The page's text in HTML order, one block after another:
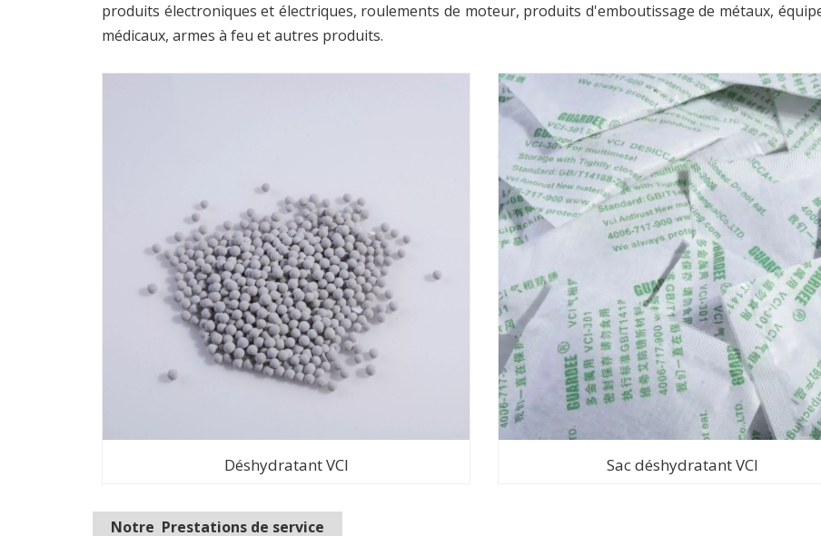
produits électroniques et électriques, roulements de moteur, produits d'emboutissage de métaux,
médicaux, armes à feu et autres produits.
Déshydratant VCI Sac déshydratant VCI
Notre Prestations de service